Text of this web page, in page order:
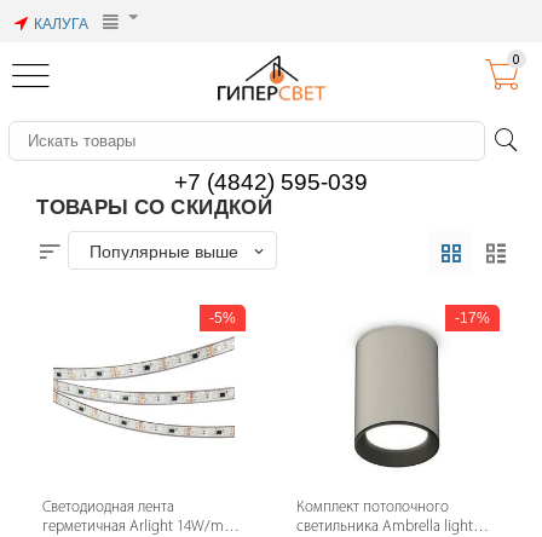
КАЛУГА
+7 (4842) 595-039
0
ТОВАРЫ СО СКИДКОЙ
Популярные выше
5%
Светодиодная лента
герметичная Arlight 14W/m
17%
Комплект потолочного
светильника Ambrella light